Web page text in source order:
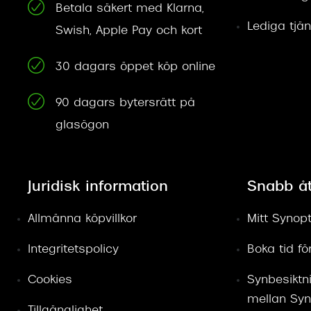
Betala säkert med Klarna,
Swish, Apple Pay och kort
30 dagars öppet köp online
90 dagars bytersrätt på
glasögon
Lediga
Juridisk information
Allmänna köpvillkor
Integritetspolicy
Cookies
Snabb
Mitt
Boka tid
mellan